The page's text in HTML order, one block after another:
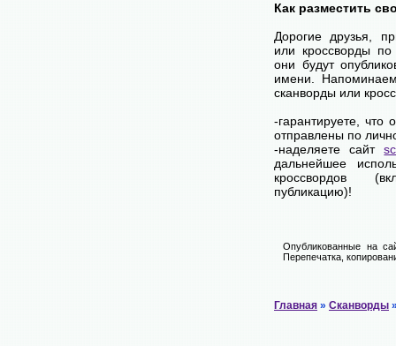
Как разместить
Дорогие друзья,
или кроссворды
они будут
имени.
сканворды или
-гарантируете,
отправлены по
-наделяете сайт
дальнейшее
кроссвордов
публикацию)!
Опубликованные на
Перепечатка,
Главная » Сканворды